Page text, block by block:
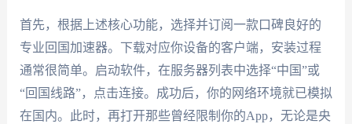
首先，根据上述核心功能，选择并订阅一款口碑良好的
专业回国加速器。下载对应你设备的客户端，安装过程
通常很简单。启动软件，在服务器列表中选择“中国”或
“回国线路”，点击连接。成功后，你的网络环境就已模拟
在国内。此时，再打开那些曾经限制你的App，无论是央